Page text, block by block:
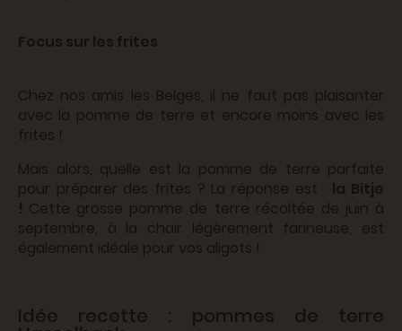
Focus sur les frites
Chez nos amis les Belges, il ne faut pas plaisanter
avec la pomme de terre et encore moins avec les
frites !
Mais alors, quelle est la pomme de terre parfaite
pour préparer des frites ? La réponse est : la Bitje
! Cette grosse pomme de terre récoltée de juin à
septembre, à la chair légèrement farineuse, est
également idéale pour vos aligots !
Idée recette : pommes de terre